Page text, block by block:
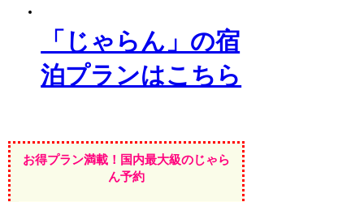
「じゃらん」の宿
泊プランはこちら
お得プラン満載！国内最大級のじゃら
ん予約